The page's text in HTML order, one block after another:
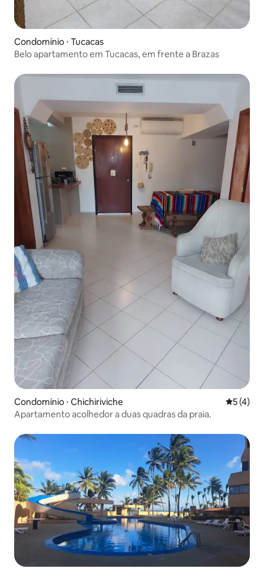
Condomínio ⋅ Tucacas
Belo apartamento em Tucacas, em frente a Brazas
Condomínio ⋅ Chichiriviche 5 de
5 (4)
Apartamento acolhedor a duas quadras da praia.